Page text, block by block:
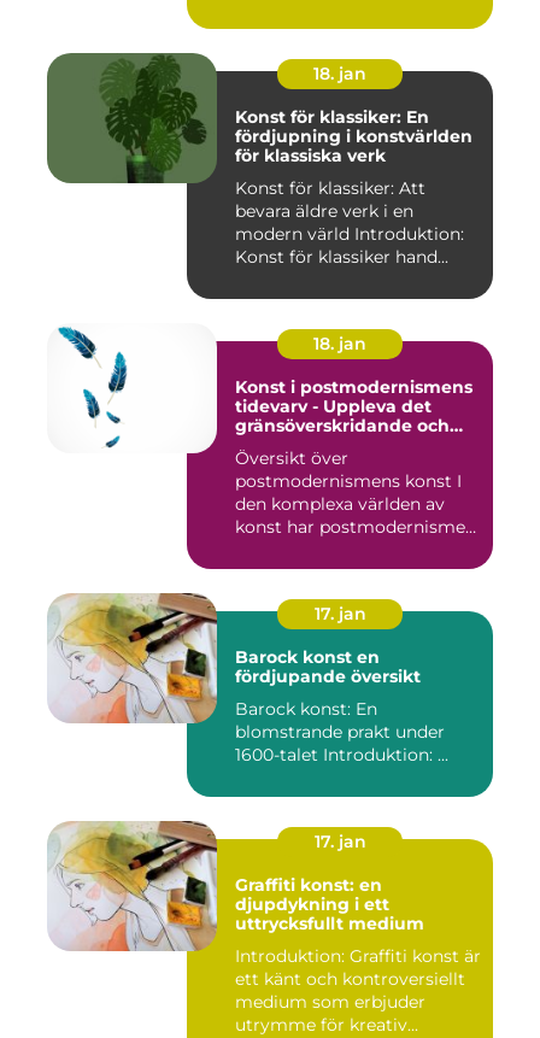
18. jan
Konst för klassiker: En
fördjupning i konstvärlden
för klassiska verk
Konst för klassiker: Att
bevara äldre verk i en
modern värld Introduktion:
Konst för klassiker hand...
18. jan
Konst i postmodernismens
tidevarv - Uppleva det
gränsöverskridande och
mångfacetterade
Översikt över
postmodernismens konst I
den komplexa världen av
konst har postmodernismen
17. jan
Barock konst en
fördjupande översikt
Barock konst: En
blomstrande prakt under
1600-talet Introduktion: ...
17. jan
Graffiti konst: en
djupdykning i ett
uttrycksfullt medium
Introduktion: Graffiti konst är
ett känt och kontroversiellt
medium som erbjuder
utrymme för kreativ...